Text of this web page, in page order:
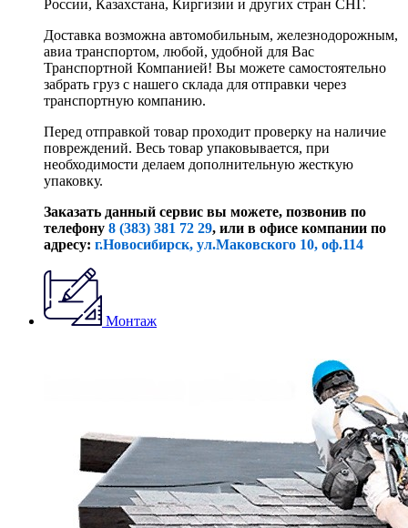
России, Казахстана, Киргизии и других стран СНГ.
Доставка возможна автомобильным, железнодорожным,
авиа транспортом, любой, удобной для Вас
Транспортной Компанией! Вы можете самостоятельно
забрать груз с нашего склада для отправки через
транспортную компанию.
Перед отправкой товар проходит проверку на наличие
повреждений. Весь товар упаковывается, при
необходимости делаем дополнительную жесткую
упаковку.
Заказать данный сервис вы можете, позвонив по
телефону 8 (383) 381 72 29, или в офисе компании по
адресу: г.Новосибирск, ул.Маковского 10, оф.114
Монтаж